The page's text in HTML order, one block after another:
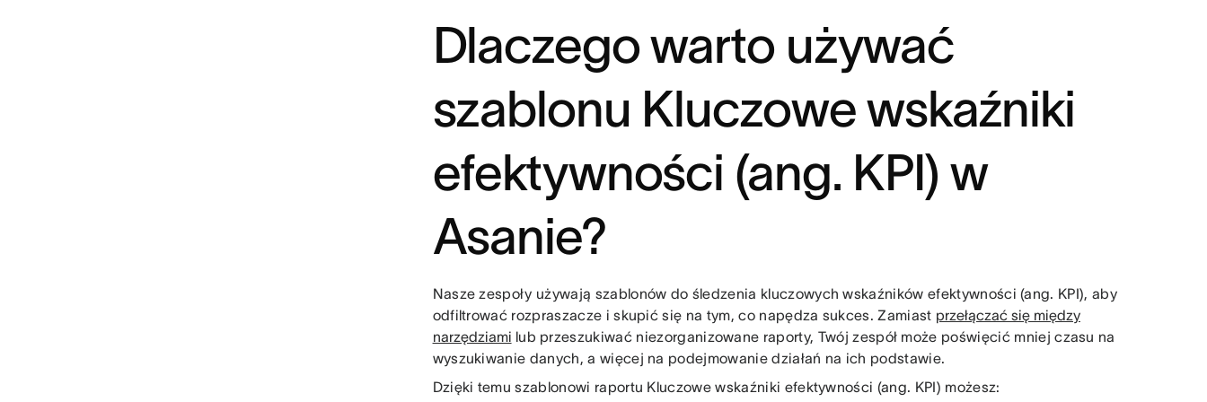
Dlaczego warto używać
szablonu Kluczowe wskaźniki
efektywności (ang. KPI) w
Asanie?
Nasze zespoły używają szablonów do śledzenia kluczowych wskaźników efektywności (ang. KPI), aby
odfiltrować rozpraszacze i skupić się na tym, co napędza sukces. Zamiast przełączać się między
narzędziami lub przeszukiwać niezorganizowane raporty, Twój zespół może poświęcić mniej czasu na
wyszukiwanie danych, a więcej na podejmowanie działań na ich podstawie.
Dzięki temu szablonowi raportu Kluczowe wskaźniki efektywności (ang. KPI) możesz: